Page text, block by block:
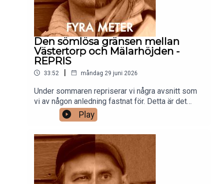
Den sömlösa gränsen mellan
Västertorp och Mälarhöjden -
REPRIS
33:52 | måndag 29 juni 2026
Under sommaren repriserar vi några avsnitt som
vi av någon anledning fastnat för. Detta är det
andra. Håll tillgodo och glad sommar!/Gänget
bakom Fyra meter
Play